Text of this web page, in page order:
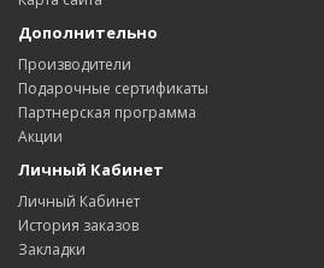
Дополнительно
Производители
Подарочные сертификаты
Партнерская программа
Акции
Личный Кабинет
Личный Кабинет
История заказов
Закладки